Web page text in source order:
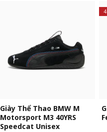
Giày Thể Thao BMW M
Motorsport M3 40YRS
Speedcat Unisex